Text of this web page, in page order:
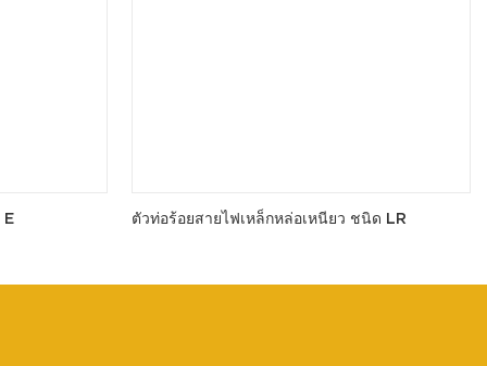
E ตัวท่อร้อยสายไฟเหล็กหล่อเหนียว ชนิด LR